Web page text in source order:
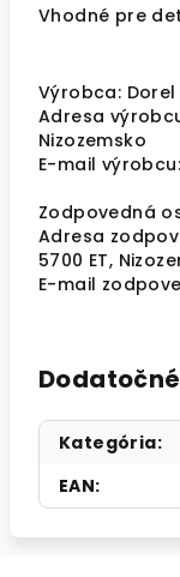
Vhodné pre
Výrobca:
Adresa
Nizozemsko
E-mail
Zodpovedná
Adresa
5700 ET,
E-mail
Kategória:
EAN: